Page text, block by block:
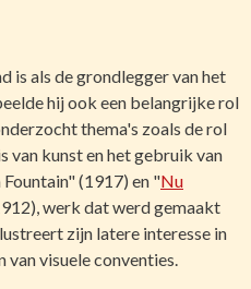
is als de grondlegger van het
hij ook een belangrijke rol
thema's zoals de rol
van kunst en het gebruik van
(1917) en "Nu
werk dat werd gemaakt
zijn latere interesse in
visuele conventies.